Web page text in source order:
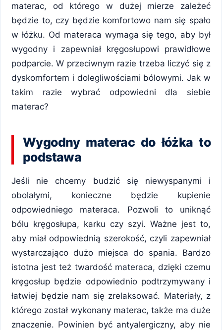
materac, od którego w dużej mierze zależeć
będzie to, czy będzie komfortowo nam się spało
w łóżku. Od materaca wymaga się tego, aby był
wygodny i zapewniał kręgosłupowi prawidłowe
podparcie. W przeciwnym razie trzeba liczyć się z
dyskomfortem i dolegliwościami bólowymi. Jak w
takim razie wybrać odpowiedni dla siebie
materac?
Wygodny materac do łóżka to
podstawa
Jeśli nie chcemy budzić się niewyspanymi i
obolałymi, konieczne będzie kupienie
odpowiedniego materaca. Pozwoli to uniknąć
bólu kręgosłupa, karku czy szyi. Ważne jest to,
aby miał odpowiednią szerokość, czyli zapewniał
wystarczająco dużo miejsca do spania. Bardzo
istotna jest też twardość materaca, dzięki czemu
kręgosłup będzie odpowiednio podtrzymywany i
łatwiej będzie nam się zrelaksować. Materiały, z
którego został wykonany materac, także ma duże
znaczenie. Powinien być antyalergiczny, aby nie